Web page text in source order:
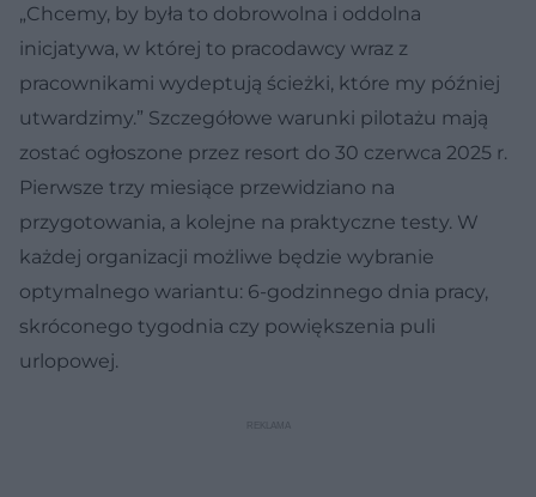
„Chcemy, by była to dobrowolna i oddolna
inicjatywa, w której to pracodawcy wraz z
pracownikami wydeptują ścieżki, które my później
utwardzimy.” Szczegółowe warunki pilotażu mają
zostać ogłoszone przez resort do 30 czerwca 2025 r.
Pierwsze trzy miesiące przewidziano na
przygotowania, a kolejne na praktyczne testy. W
każdej organizacji możliwe będzie wybranie
optymalnego wariantu: 6-godzinnego dnia pracy,
skróconego tygodnia czy powiększenia puli
urlopowej.